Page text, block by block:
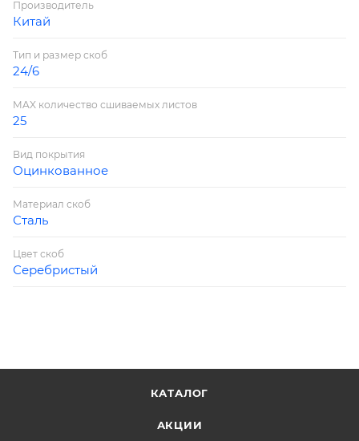
Производитель
Китай
Тип и размер скоб
24/6
MAX количество сшиваемых листов
25
Вид покрытия
Оцинкованное
Материал скоб
Сталь
Цвет скоб
Серебристый
КАТАЛОГ
АКЦИИ